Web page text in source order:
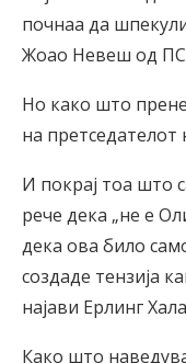
почнаа да
Жоао Невеш од
Но како што
на
И покрај тоа што
рече дека „не е
дека ова било
создаде тензија
најави Ерлинг
Како што